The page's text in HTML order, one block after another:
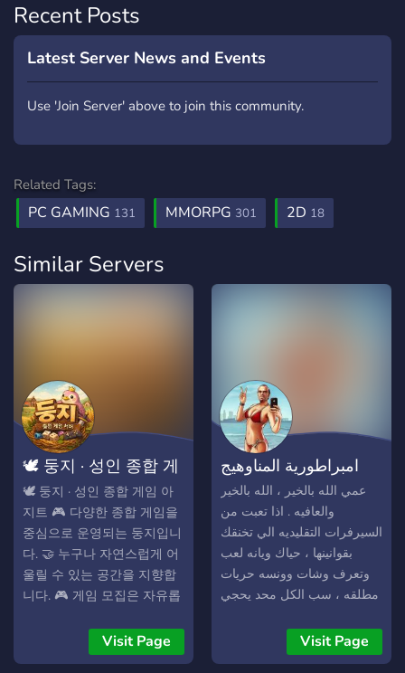
Recent Posts
Latest Server News and Events
Use 'Join Server' above to join this community.
Related Tags:
PC GAMING 131 MMORPG 301 2D 18
Similar Servers
🕊️ 둥지 · 성인 종합 게
임 아지트
🕊️ 둥지 · 성인 종합 게임 아
지트 🎮 다양한 종합 게임을
중심으로 운영되는 둥지입니
다. 🤝 누구나 자연스럽게 어
울릴 수 있는 공간을 지향합
니다. 🎮 게임 모집은 자유롭
수 있습니다. 📸 취미 공유,
🎨 그림, 🍳 음식 등 일상 이
Visit Page
امبراطورية المناوهيج
عمي الله بالخير ، الله بالخير
والعافيه . اذا تعبت من
السيرفرات التقليديه الي تخنقك
بقوانينها ، حياك ويانه لعب
وتعرف وشات وونسه حريات
مطلقه ، سب الكل محد يحجي
بكلشي مسموح ، وبس جس
خواتكم . والسيرفر بعده جديد
Visit Page